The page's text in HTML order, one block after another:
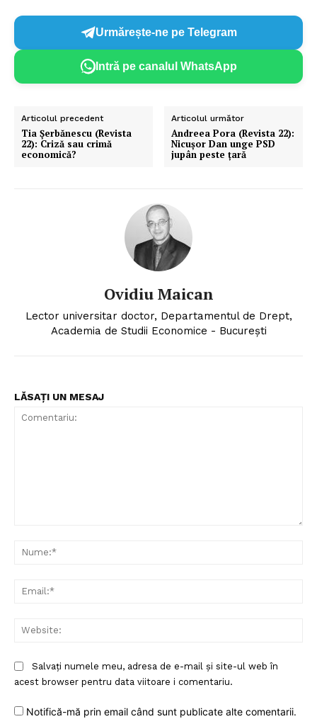
Urmărește-ne pe Telegram
Intră pe canalul WhatsApp
Articolul precedent
Tia Șerbănescu (Revista
22): Criză sau crimă
economică?
Articolul următor
Andreea Pora (Revista 22):
Nicușor Dan unge PSD
jupân peste țară
Ovidiu Maican
Lector universitar doctor, Departamentul de Drept,
Academia de Studii Economice - Bucureşti
LĂSAȚI UN MESAJ
Salvați numele meu, adresa de e-mail și site-ul web în
acest browser pentru data viitoare i comentariu.
Notifică-mă prin email când sunt publicate alte comentarii.